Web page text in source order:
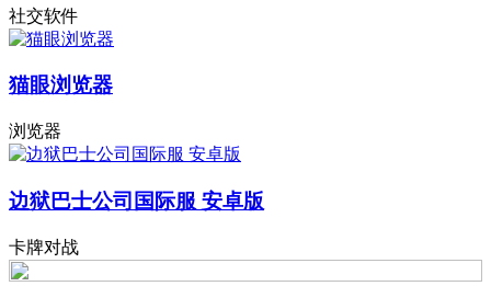
社交软件
猫眼浏览器
浏览器
边狱巴士公司国际服 安卓版
卡牌对战